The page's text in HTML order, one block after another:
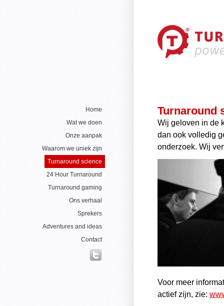
Home
Wat we doen
Onze aanpak
Waarom we uniek zijn
Turnaround science
24 Hour Turnaround
Turnaround gaming
Ons verhaal
Sprekers
Adventures and ideas
Contact
Turnaround
Wij geloven in de
dan ook volledig
onderzoek. Wij
Voor meer
actief zijn, zie: